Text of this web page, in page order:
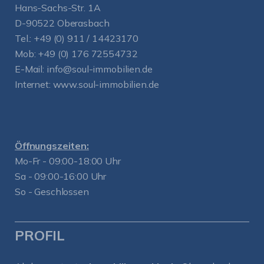
Hans-Sachs-Str. 1A
D-90522 Oberasbach
Tel.: +49 (0) 911 / 14423170
Mob: +49 (0) 176 72554732
E-Mail: info@soul-immobilien.de
Internet: www.soul-immobilien.de
Öffnungszeiten:
Mo-Fr - 09:00-18:00 Uhr
Sa - 09:00-16:00 Uhr
So - Geschlossen
PROFIL